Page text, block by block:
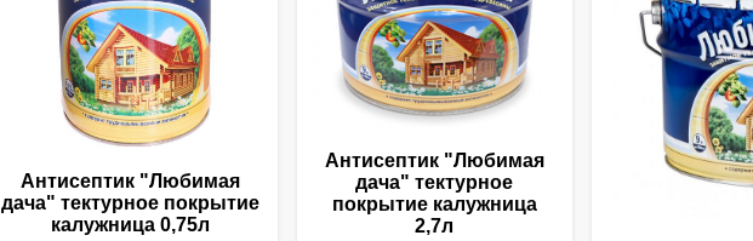
Антисептик "Любимая
дача" тектурное покрытие
калужница 0,75л
Антисептик "Любимая
дача" тектурное
покрытие калужница
2,7л